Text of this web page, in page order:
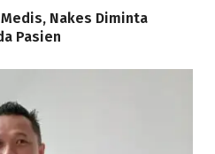
Medis, Nakes Diminta
Pasien